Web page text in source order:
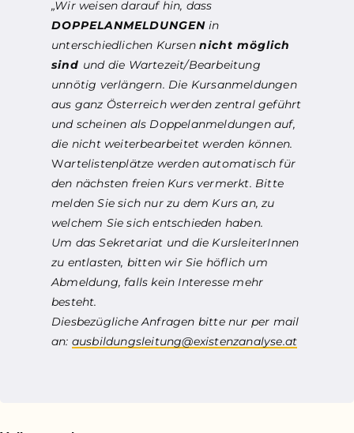
„Wir weisen darauf hin, dass
DOPPELANMELDUNGEN in
unterschiedlichen Kursen nicht möglich
sind und die Wartezeit/Bearbeitung
unnötig verlängern. Die Kursanmeldungen
aus ganz Österreich werden zentral geführt
und scheinen als Doppelanmeldungen auf,
die nicht weiterbearbeitet werden können.
Wartelistenplätze werden automatisch für
den nächsten freien Kurs vermerkt. Bitte
melden Sie sich nur zu dem Kurs an, zu
welchem Sie sich entschieden haben.
Um das Sekretariat und die KursleiterInnen
zu entlasten, bitten wir Sie höflich um
Abmeldung, falls kein Interesse mehr
besteht.
Diesbezügliche Anfragen bitte nur per mail
an: ausbildungsleitung@existenzanalyse.at